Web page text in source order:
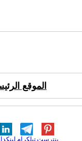
الموقع
تيلكرامبنترست